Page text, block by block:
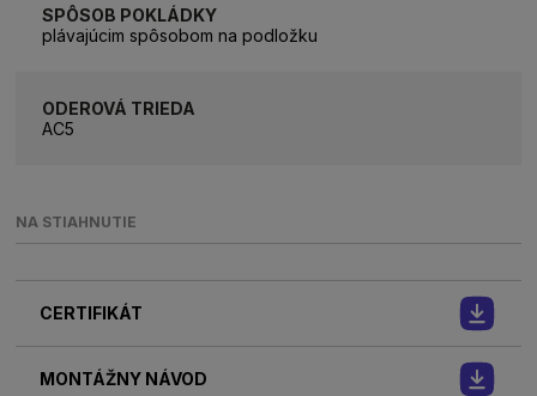
SPÔSOB POKLÁDKY
plávajúcim spôsobom na podložku
ODEROVÁ TRIEDA
AC5
NA STIAHNUTIE
CERTIFIKÁT
MONTÁŽNY NÁVOD